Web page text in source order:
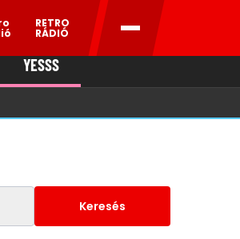
RETRO
RÁDIÓ
YESSS
Keresés